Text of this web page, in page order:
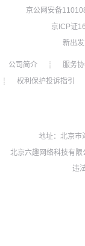
京公网安备
京ICP证
新出
公司简介 ┊ 服务
┊
权利保护投诉指引
地址：北京市
北京六趣网络科技有限
违